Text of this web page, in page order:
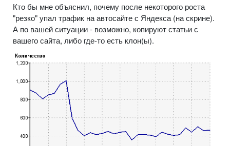
Кто бы мне объяснил, почему после некоторого роста
"резко" упал трафик на автосайте с Яндекса (на скрине).
А по вашей ситуации - возможно, копируют статьи с
вашего сайта, либо где-то есть клон(ы).